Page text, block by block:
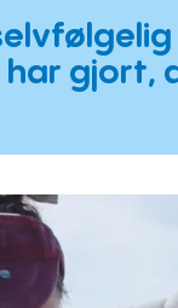
har gjort,